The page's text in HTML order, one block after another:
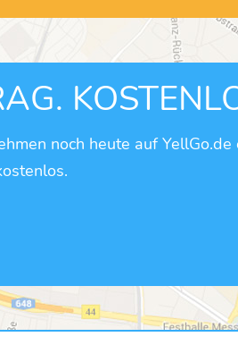
noch heute auf YellGo.de